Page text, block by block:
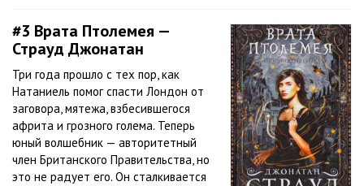
#3 Врата Птолемея —
Страуд Джонатан
Три года прошло с тех пор, как
Натаниель помог спасти Лондон от
заговора, мятежа, взбесившегося
африта и грозного голема. Теперь
юный волшебник — авторитетный
член Британского Правительства, но
это не радует его. Он сталкивается